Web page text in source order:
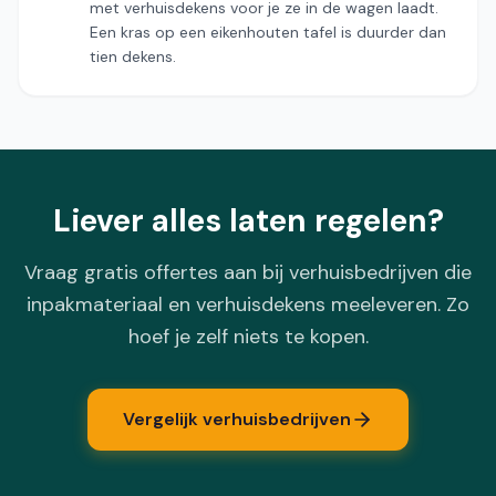
met verhuisdekens voor je ze in de wagen laadt.
Een kras op een eikenhouten tafel is duurder dan
tien dekens.
Liever alles laten regelen?
Vraag gratis offertes aan bij verhuisbedrijven die
inpakmateriaal en verhuisdekens meeleveren. Zo
hoef je zelf niets te kopen.
Vergelijk verhuisbedrijven